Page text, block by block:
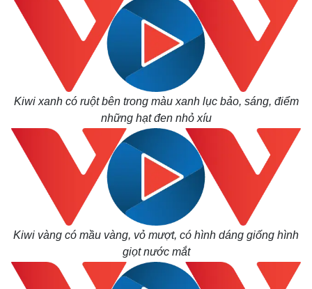
Kiwi xanh có ruột bên trong màu xanh lục bảo, sáng, điểm
những hạt đen nhỏ xíu
Kiwi vàng có mầu vàng, vỏ mượt, có hình dáng giống hình
giọt nước mắt